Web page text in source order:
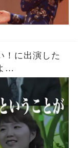
！に出演した
…